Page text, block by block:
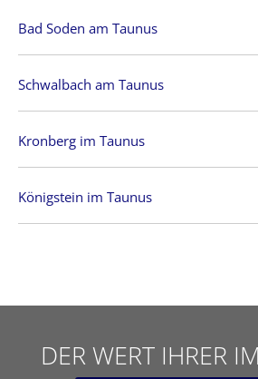
Bad Soden am Taunus
Schwalbach am Taunus
Kronberg im Taunus
Königstein im Taunus
DER WERT IHRER